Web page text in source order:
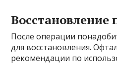
Восстановление
После операции
для восстановления.
рекомендации по